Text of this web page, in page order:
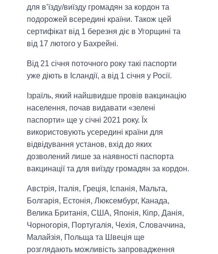
для в’їзду/виїзду громадян за кордон та
подорожей всередині країни. Також цей
сертифікат від 1 березня діє в Угорщині та
від 17 лютого у Бахрейні.
Від 21 січня поточного року такі паспорти
уже діють в Ісландії, а від 1 січня у Росії.
Ізраїль, який найшвидше провів вакцинацію
населення, почав видавати «зелені
паспорти» ще у січні 2021 року. Їх
використовують усередині країни для
відвідування установ, вхід до яких
дозволений лише за наявності паспорта
вакцинації та для виїзду громадян за кордон.
Австрія, Італія, Греція, Іспанія, Мальта,
Болгарія, Естонія, Люксембург, Канада,
Велика Британія, США, Японія, Кіпр, Данія,
Чорногорія, Португалія, Чехія, Словаччина,
Малайзія, Польща та Швеція ще
розглядають можливість запровадження